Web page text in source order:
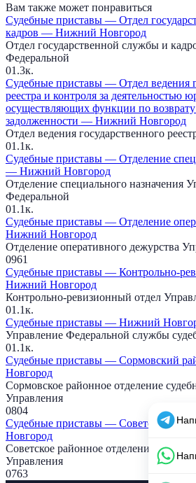
Вам также может понравиться
Судебные приставы — Отдел
кадров — Нижний Новгород
Отдел государственной службы и
Федеральной
01.3к.
Судебные приставы — Отдел ведения
реестра и контроля за деятельностью
осуществляющих функции по
задолженности — Нижний Новгород
Отдел ведения государственного
01.1к.
Судебные приставы — Отделение
— Нижний Новгород
Отделение специального назначения
Федеральной
01.1к.
Судебные приставы — Отделение
Нижний Новгород
Отделение оперативного дежурства
0961
Судебные приставы — Контрольно-
Нижний Новгород
Контрольно-ревизионный отдел
01.1к.
Судебные приставы — Нижний
Управление Федеральной службы
01.1к.
Судебные приставы — Сормовский
Новгород
Сормовское районное отделение
Управления
0804
Судебные приставы — Советский
Новгород
Советское районное отделение
Управления
0763